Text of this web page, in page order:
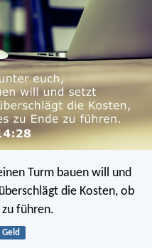
Turm bauen will und
die Kosten, ob
zu führen.
Geld